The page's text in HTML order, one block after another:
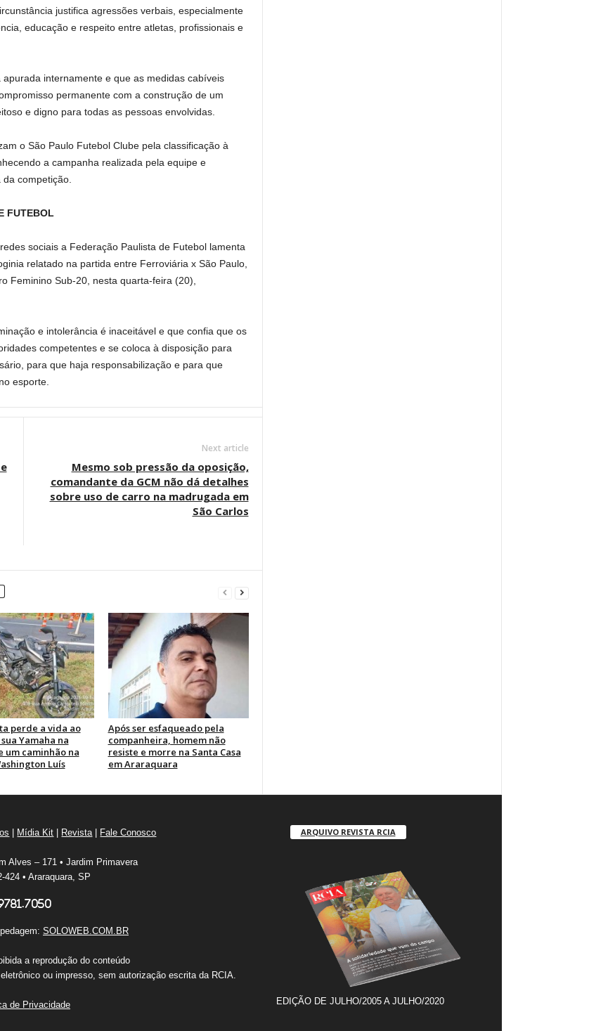
justifica agressões verbais, especialmente
educação e respeito entre atletas, profissionais e
internamente e que as medidas cabíveis
permanente com a construção de um
e digno para todas as pessoas envolvidas.
o São Paulo Futebol Clube pela classificação à
a campanha realizada pela equipe e
competição.
FUTEBOL
sociais a Federação Paulista de Futebol lamenta
relatado na partida entre Ferroviária x São Paulo,
Feminino Sub-20, nesta quarta-feira (20),
e intolerância é inaceitável e que confia que os
competentes e se coloca à disposição para
para que haja responsabilização e para que
esporte.
Next article
Mesmo sob pressão da oposição,
comandante da GCM não dá detalhes
sobre uso de carro na madrugada em
São Carlos
perde a vida ao
Yamaha na
um caminhão na
Luís
Após ser esfaqueado pela
companheira, homem não
resiste e morre na Santa Casa
em Araraquara
Mídia Kit Revista| Fale Conosco
Alves – 171 • Jardim Primavera
424 • Araraquara, SP
SOLOWEB.COM.BR
a reprodução do conteúdo
ou impresso, sem autorização escrita da RCIA.
de Privacidade
ARQUIVO REVISTA RCIA
EDIÇÃO DE JULHO/2005 A JULHO/2020